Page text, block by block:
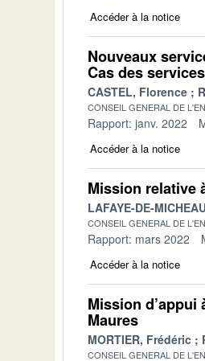
Accéder à la notice
Nouveaux
Cas des
CASTEL, Florence
CONSEIL GENERAL DE
Rapport: janv. 2022
Accéder à la notice
Mission relative
LAFAYE-DE-
CONSEIL GENERAL DE
Rapport: mars 2022
Accéder à la notice
Mission
Maures
MORTIER, Frédéric
CONSEIL GENERAL DE